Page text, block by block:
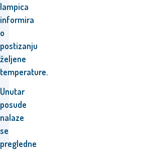
lampica
informira
o
postizanju
željene
temperature.
Unutar
posude
nalaze
se
pregledne